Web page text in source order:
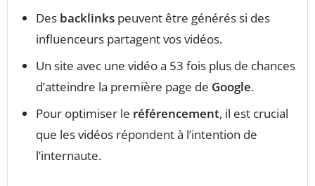
Des backlinks peuvent être générés si des
influenceurs partagent vos vidéos.
Un site avec une vidéo a 53 fois plus de chances
d’atteindre la première page de Google.
Pour optimiser le référencement, il est crucial
que les vidéos répondent à l’intention de
l’internaute.